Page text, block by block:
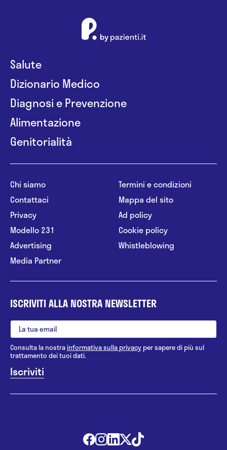
Salute
Dizionario Medico
Diagnosi e Prevenzione
Alimentazione
Genitorialità
Chi siamo
Contattaci
Privacy
Modello 231
Advertising
Media Partner
Termini e condizioni
Mappa del sito
Ad policy
Cookie policy
Whistleblowing
ISCRIVITI ALLA NOSTRA NEWSLETTER
Consulta la nostrainformativa sulla privacy per sapere di più sul
trattamento dei tuoi dati.